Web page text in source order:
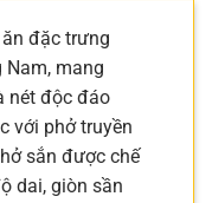
đặc trưng
Nam, mang
nét độc đáo
với phở truyền
sắn được chế
dai, giòn sần